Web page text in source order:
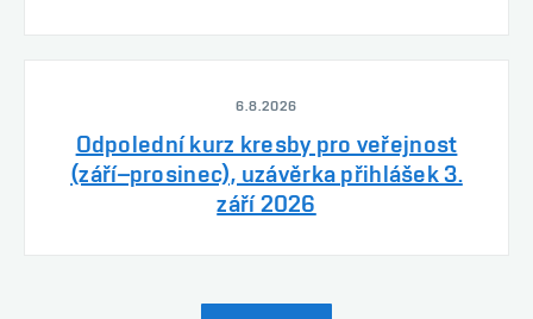
6.8.2026
Odpolední kurz kresby pro veřejnost
(září–prosinec), uzávěrka přihlášek 3.
září 2026